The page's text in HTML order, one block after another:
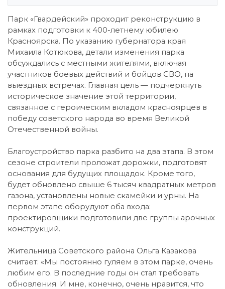
Парк «Гвардейский» проходит реконструкцию в
рамках подготовки к 400-летнему юбилею
Красноярска. По указанию губернатора края
Михаила Котюкова, детали изменения парка
обсуждались с местными жителями, включая
участников боевых действий и бойцов СВО, на
выездных встречах. Главная цель — подчеркнуть
историческое значение этой территории,
связанное с героическим вкладом красноярцев в
победу советского народа во время Великой
Отечественной войны.
Благоустройство парка разбито на два этапа. В этом
сезоне строители проложат дорожки, подготовят
основания для будущих площадок. Кроме того,
будет обновлено свыше 6 тысяч квадратных метров
газона, установлены новые скамейки и урны. На
первом этапе оборудуют оба входа:
проектировщики подготовили две группы арочных
конструкций.
Жительница Советского района Ольга Казакова
считает: «Мы постоянно гуляем в этом парке, очень
любим его. В последние годы он стал требовать
обновления. И мне, конечно, очень нравится, что